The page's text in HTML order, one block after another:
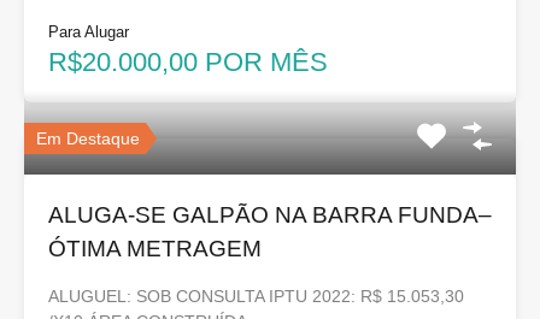
Para Alugar
R$20.000,00 POR MÊS
Em Destaque
ALUGA-SE GALPÃO NA BARRA FUNDA–
ÓTIMA METRAGEM
ALUGUEL: SOB CONSULTA IPTU 2022: R$ 15.053,30